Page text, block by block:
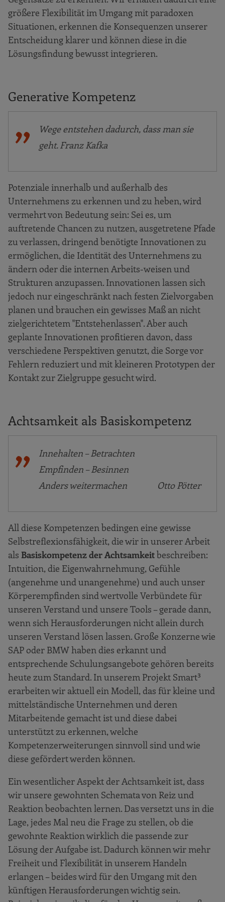
größere Flexibilität im Umgang mit paradoxen
Situationen, erkennen die Konsequenzen unserer
Entscheidung klarer und können diese in die
Lösungsfindung bewusst integrieren.
Generative Kompetenz
Wege entstehen dadurch, dass man sie
geht. Franz Kafka
Potenziale innerhalb und außerhalb des
Unternehmens zu erkennen und zu heben, wird
vermehrt von Bedeutung sein: Sei es, um
auftretende Chancen zu nutzen, ausgetretene Pfade
zu verlassen, dringend benötigte Innovationen zu
ermöglichen, die Identität des Unternehmens zu
ändern oder die internen Arbeits-weisen und
Strukturen anzupassen. Innovationen lassen sich
jedoch nur eingeschränkt nach festen Zielvorgaben
planen und brauchen ein gewisses Maß an nicht
zielgerichtetem "Entstehenlassen". Aber auch
geplante Innovationen profitieren davon, dass
verschiedene Perspektiven genutzt, die Sorge vor
Fehlern reduziert und mit kleineren Prototypen der
Kontakt zur Zielgruppe gesucht wird.
Achtsamkeit als Basiskompetenz
Innehalten – Betrachten
Empfinden – Besinnen
Anders weitermachen Otto Pötter
All diese Kompetenzen bedingen eine gewisse
Selbstreflexionsfähigkeit, die wir in unserer Arbeit
als Basiskompetenz der Achtsamkeitbeschreiben:
Intuition, die Eigenwahrnehmung, Gefühle
(angenehme und unangenehme) und auch unser
Körperempfinden sind wertvolle Verbündete für
unseren Verstand und unsere Tools – gerade dann,
wenn sich Herausforderungen nicht allein durch
unseren Verstand lösen lassen. Große Konzerne wie
SAP oder BMW haben dies erkannt und
entsprechende Schulungsangebote gehören bereits
heute zum Standard. In unserem Projekt Smart³
erarbeiten wir aktuell ein Modell, das für kleine und
mittelständische Unternehmen und deren
Mitarbeitende gemacht ist und diese dabei
unterstützt zu erkennen, welche
Kompetenzerweiterungen sinnvoll sind und wie
diese gefördert werden können.
Ein wesentlicher Aspekt der Achtsamkeit ist, dass
wir unsere gewohnten Schemata von Reiz und
Reaktion beobachten lernen. Das versetzt uns in die
Lage, jedes Mal neu die Frage zu stellen, ob die
gewohnte Reaktion wirklich die passende zur
Lösung der Aufgabe ist. Dadurch können wir mehr
Freiheit und Flexibilität in unserem Handeln
erlangen – beides wird für den Umgang mit den
künftigen Herausforderungen wichtig sein.